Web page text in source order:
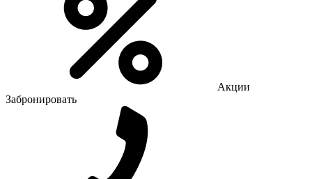
Акции
Забронировать